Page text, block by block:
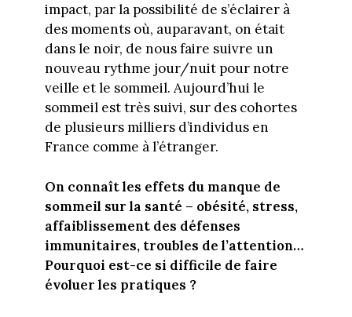
impact, par la possibilité de s’éclairer à
des moments où, auparavant, on était
dans le noir, de nous faire suivre un
nouveau rythme jour/nuit pour notre
veille et le sommeil. Aujourd’hui le
sommeil est très suivi, sur des cohortes
de plusieurs milliers d’individus en
France comme à l’étranger.
On connaît les effets du manque de
sommeil sur la santé – obésité, stress,
affaiblissement des défenses
immunitaires, troubles de l’attention…
Pourquoi est-ce si difficile de faire
évoluer les pratiques ?